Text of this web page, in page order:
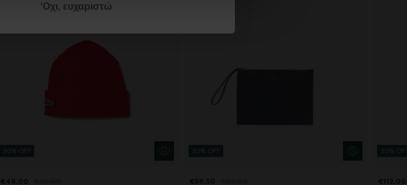
30% OFF
€49,00
30% OFF
€59,50
30%
€112,00
'Οχι, ευχαριστώ